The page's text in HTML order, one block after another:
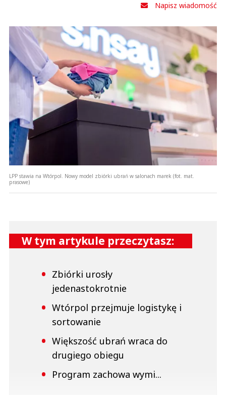
Napisz wiadomość
LPP stawia na Wtórpol. Nowy model zbiórki ubrań w salonach marek (fot. mat.
prasowe)
W tym artykule przeczytasz:
Zbiórki urosły
jedenastokrotnie
Wtórpol przejmuje logistykę i
sortowanie
Większość ubrań wraca do
drugiego obiegu
Program zachowa wymi...